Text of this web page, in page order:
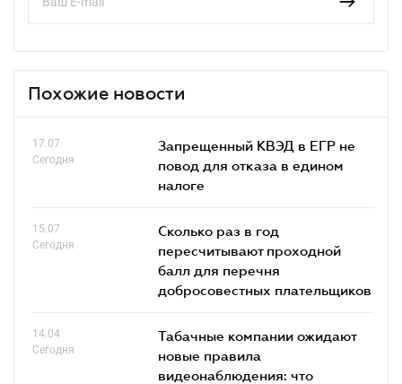
Похожие новости
17.07
Сегодня
Запрещенный КВЭД в ЕГР не
повод для отказа в едином
налоге
15.07
Сегодня
Сколько раз в год
пересчитывают проходной
балл для перечня
добросовестных плательщиков
14.04
Сегодня
Табачные компании ожидают
новые правила
видеонаблюдения: что